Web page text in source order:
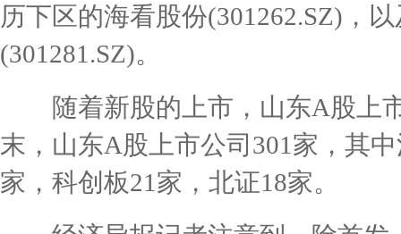
历下区的海看股份(301262.SZ)，
(301281.SZ)。
随着新股的上市，山东A股上
末，山东A股上市公司301家，其
家，科创板21家，北证18家。